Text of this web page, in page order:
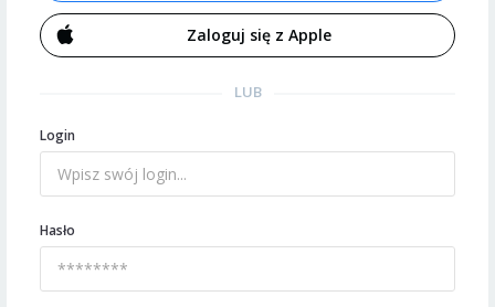
Zaloguj się z Apple
LUB
Login
Hasło